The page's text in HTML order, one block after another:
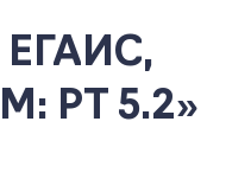
ЕГАИС,
РТ 5.2»